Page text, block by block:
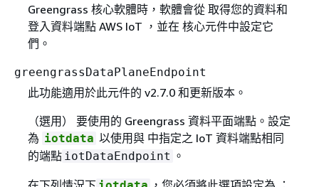
Greengrass 核心軟體時，軟體會從 取得您的資料和
登入資料端點 AWS IoT ，並在 核心元件中設定它
們。
greengrassDataPlaneEndpoint
此功能適用於此元件的 v2.7.0 和更新版本。
（選用） 要使用的 Greengrass 資料平面端點。設定
為 iotdata 以使用與 中指定之 IoT 資料端點相同
的端點 iotDataEndpoint 。